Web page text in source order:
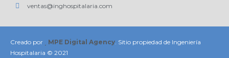
ventas@inghospitalaria.com
Creado por MPE Digital Agency. Sitio propiedad de Ingeniería
Hospitalaria © 2021